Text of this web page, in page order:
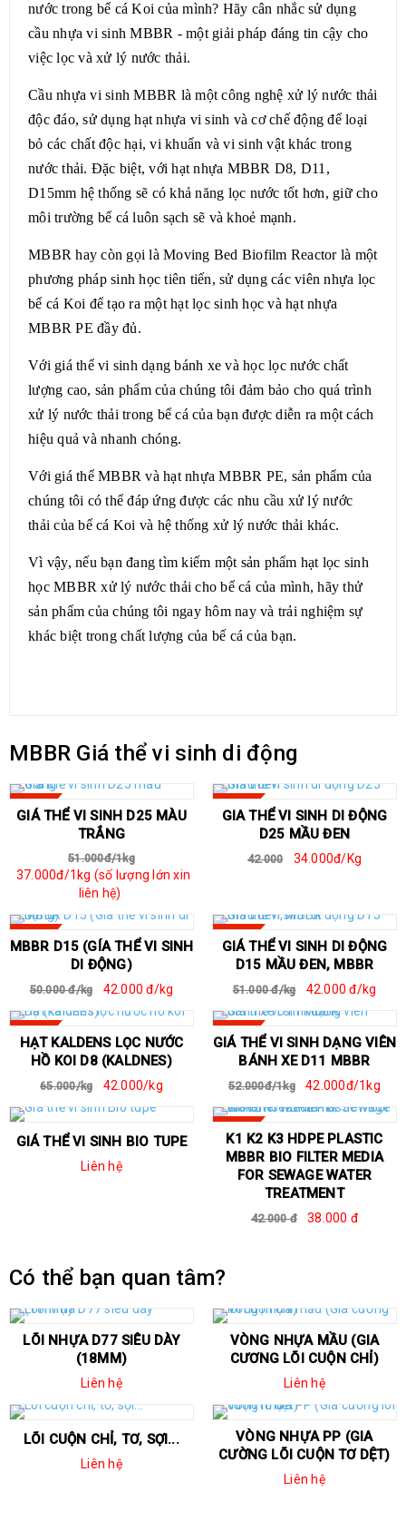
nước trong bể cá Koi của mình? Hãy cân nhắc sử dụng
cầu nhựa vi sinh MBBR - một giải pháp đáng tin cậy cho
việc lọc và xử lý nước thải.
Cầu nhựa vi sinh MBBR là một công nghệ xử lý nước thải
độc đáo, sử dụng hạt nhựa vi sinh và cơ chế động để loại
bỏ các chất độc hại, vi khuẩn và vi sinh vật khác trong
nước thải. Đặc biệt, với hạt nhựa MBBR D8, D11,
D15mm hệ thống sẽ có khả năng lọc nước tốt hơn, giữ cho
môi trường bể cá luôn sạch sẽ và khoẻ mạnh.
MBBR hay còn gọi là Moving Bed Biofilm Reactor là một
phương pháp sinh học tiên tiến, sử dụng các viên nhựa lọc
bể cá Koi để tạo ra một hạt lọc sinh học và hạt nhựa
MBBR PE đầy đủ.
Với giá thể vi sinh dạng bánh xe và học lọc nước chất
lượng cao, sản phẩm của chúng tôi đảm bảo cho quá trình
xử lý nước thải trong bể cá của bạn được diễn ra một cách
hiệu quả và nhanh chóng.
Với giá thể MBBR và hạt nhựa MBBR PE, sản phẩm của
chúng tôi có thể đáp ứng được các nhu cầu xử lý nước
thải của bể cá Koi và hệ thống xử lý nước thải khác.
Vì vậy, nếu bạn đang tìm kiếm một sản phẩm hạt lọc sinh
học MBBR xử lý nước thải cho bể cá của mình, hãy thử
sản phẩm của chúng tôi ngay hôm nay và trải nghiệm sự
khác biệt trong chất lượng của bế cá của bạn.
MBBR Giá thể vi sinh di động
SALE
GIÁ THỂ VI SINH D25 MÀU
TRẮNG
51.000đ/1kg
37.000đ/1kg (số lượng lớn xin
liên hệ)
GIA THỂ VI SINH DI ĐỘNG
D25 MẦU ĐEN
42.000 34.000đ/Kg
MBBR D15 (GÍA THỂ VI SINH
DI ĐỘNG)
50.000 đ/kg 42.000 đ/kg
SALE
GIÁ THỂ VI SINH DI ĐỘNG
D15 MẦU ĐEN, MBBR
51.000 đ/kg 42.000 đ/kg
HẠT KALDENS LỌC NƯỚC
HỒ KOI D8 (KALDNES)
65.000/kg 42.000/kg
SALE
GIÁ THỂ VI SINH DẠNG VIÊN
BÁNH XE D11 MBBR
52.000đ/1kg 42.000đ/1kg
GIÁ THỂ VI SINH BIO TUPE
Liên hệ
K1 K2 K3 HDPE PLASTIC
MBBR BIO FILTER MEDIA
FOR SEWAGE WATER
TREATMENT
42.000 đ 38.000 đ
Có thể bạn quan tâm?
LÕI NHỰA D77 SIÊU DÀY
(18MM)
Liên hệ
VÒNG NHỰA MẦU (GIA
CƯƠNG LÕI CUỘN CHỈ)
Liên hệ
LÕI CUỘN CHỈ, TƠ, SỢI...
Liên hệ
VÒNG NHỰA PP (GIA
CƯỜNG LÕI CUỘN TƠ DỆT)
Liên hệ